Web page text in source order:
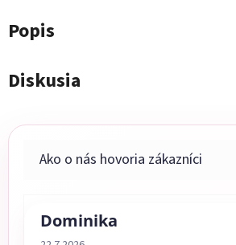
Popis
Diskusia
Dominika
Hodnotenie obchodu je 5 z 5